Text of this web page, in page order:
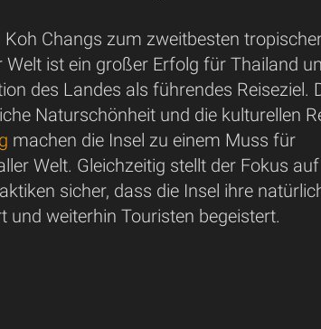
Koh Changs zum zweitbesten
Welt ist ein großer Erfolg für Thailand
des Landes als führendes Reiseziel.
Naturschönheit und die kulturellen
machen die Insel zu einem Muss für
Welt. Gleichzeitig stellt der Fokus auf
sicher, dass die Insel ihre
und weiterhin Touristen begeistert.